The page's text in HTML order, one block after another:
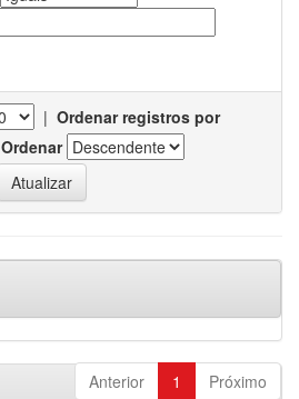
| Ordenar registros por
Ordenar
Anterior 1 Próximo